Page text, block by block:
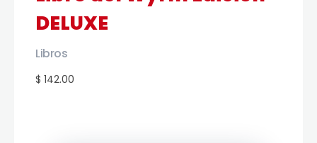
DELUXE
$ 142.00
Libros